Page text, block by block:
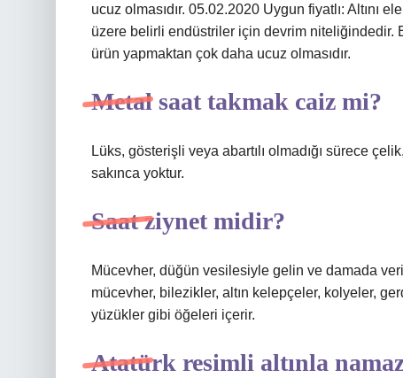
ucuz olmasıdır. 05.02.2020 Uygun fiyatlı:
üzere belirli endüstriler için devrim niteliğindedir.
ürün yapmaktan çok daha ucuz olmasıdır.
Metal saat takmak caiz mi?
Lüks, gösterişli veya abartılı olmadığı sürece
sakınca yoktur.
Saat ziynet midir?
Mücevher, düğün vesilesiyle gelin ve damada
mücevher, bilezikler, altın kelepçeler, kolyeler,
yüzükler gibi öğeleri içerir.
Atatürk resimli altınla namaz